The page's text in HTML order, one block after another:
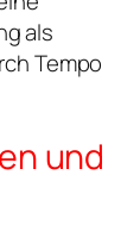
als
Tempo
und